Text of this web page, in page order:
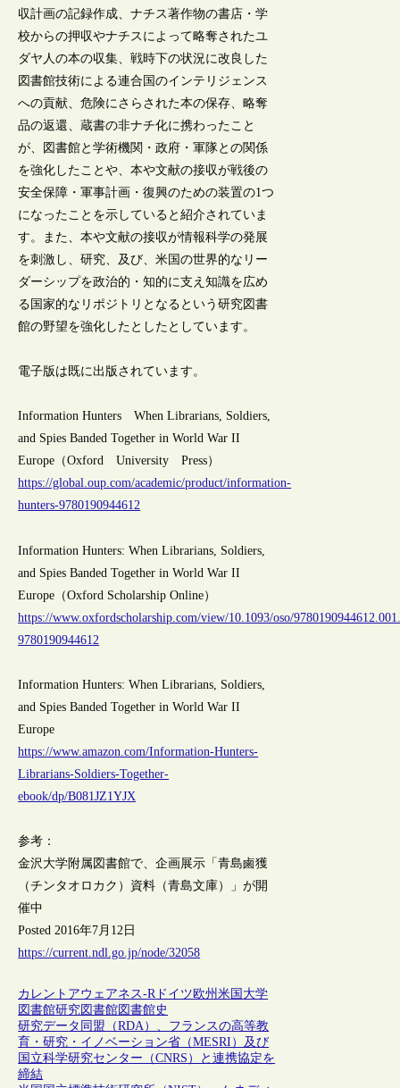
収計画の記録作成、ナチス著作物の書店・学
校からの押収やナチスによって略奪されたユ
ダヤ人の本の収集、戦時下の状況に改良した
図書館技術による連合国のインテリジェンス
への貢献、危険にさらされた本の保存、略奪
品の返還、蔵書の非ナチ化に携わったこと
が、図書館と学術機関・政府・軍隊との関係
を強化したことや、本や文献の接収が戦後の
安全保障・軍事計画・復興のための装置の1つ
になったことを示していると紹介されていま
す。また、本や文献の接収が情報科学の発展
を刺激し、研究、及び、米国の世界的なリー
ダーシップを政治的・知的に支え知識を広め
る国家的なリポジトリとなるという研究図書
館の野望を強化したとしたとしています。
電子版は既に出版されています。
Information Hunters When Librarians, Soldiers,
and Spies Banded Together in World War II
Europe（Oxford University Press）
https://global.oup.com/academic/product/information-
hunters-9780190944612
Information Hunters: When Librarians, Soldiers,
and Spies Banded Together in World War II
Europe（Oxford Scholarship Online）
https://www.oxfordscholarship.com/view/10.1093/oso/
9780190944612
Information Hunters: When Librarians, Soldiers,
and Spies Banded Together in World War II
Europe
https://www.amazon.com/Information-Hunters-
Librarians-Soldiers-Together-
ebook/dp/B081JZ1YJX
参考：
金沢大学附属図書館で、企画展示「青島鹵獲
（チンタオロカク）資料（青島文庫）」が開
催中
Posted 2016年7月12日
https://current.ndl.go.jp/node/32058
カレントアウェアネス-Rドイツ欧州米国 大学
図書館研究図書館図書館史
研究データ同盟（RDA）、フランスの高等教
育・研究・イノベーション省（MESRI）及び
国立科学研究センター（CNRS）と連携協定を
締結